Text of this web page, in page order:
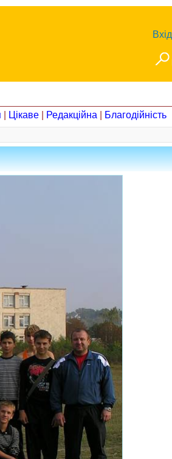
Вхід
Цікаве Редакційна
Благодійність